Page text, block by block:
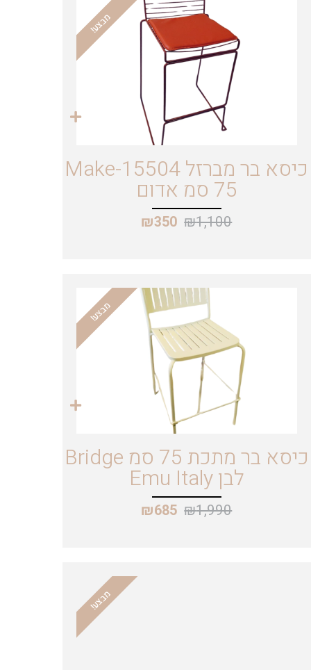
מבצע!
כיסא בר מברזל Make-15504
75 סמ אדום
₪1,100
₪350
מבצע!
כיסא בר מתכת 75 סמ Bridge
לבן Emu Italy
₪1,990
₪685
מבצע!